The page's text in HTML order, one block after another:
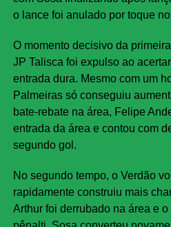
o lance foi anulado por toque
O momento decisivo da
JP Talisca foi expulso ao
entrada dura. Mesmo com um
Palmeiras só conseguiu
bate-rebate na área, Felipe
entrada da área e contou com
segundo gol.
No segundo tempo, o Verdão
rapidamente construiu mais
Arthur foi derrubado na área e